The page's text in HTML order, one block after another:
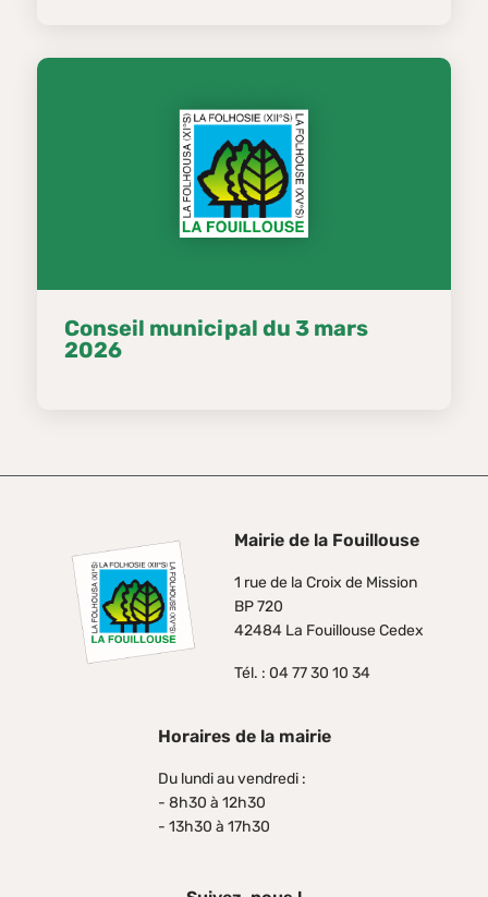
Conseil municipal du 3 mars
2026
Mairie de la Fouillouse
1 rue de la Croix de Mission
BP 720
42484 La Fouillouse Cedex
Tél. : 04 77 30 10 34
Horaires de la mairie
Du lundi au vendredi :
- 8h30 à 12h30
- 13h30 à 17h30